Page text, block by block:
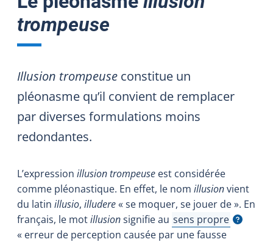
trompeuse
Illusion trompeuse constitue un
pléonasme qu’il convient de remplacer
par diverses formulations moins
redondantes.
L’expression illusion trompeuse est considérée
comme pléonastique. En effet, le nom illusionvient
du latin illusio, illudere« se moquer, se jouer de ». En
français, le motillusionsignifie au sens propre
Afficher l'infobulle
« erreur de perception causée par une fausse